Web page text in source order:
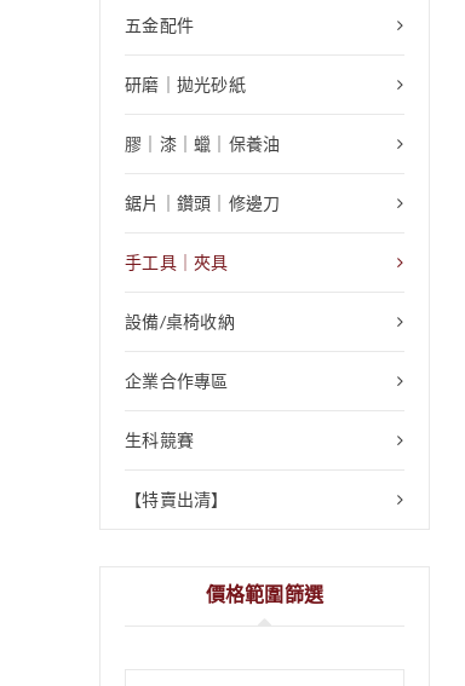
五金配件
研磨｜拋光砂紙
膠｜漆｜蠟｜保養油
鋸片｜鑽頭｜修邊刀
手工具｜夾具
設備/桌椅收納
企業合作專區
生科競賽
【特賣出清】
價格範圍篩選